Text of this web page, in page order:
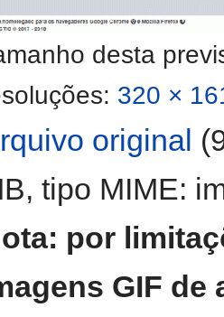
desta
320 ×
original
tipo MIME:
por
GIF de